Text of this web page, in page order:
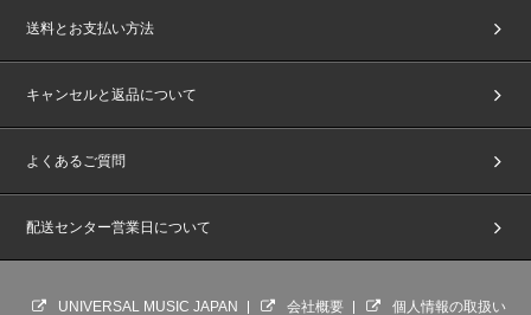
送料とお支払い方法
キャンセルと返品について
よくあるご質問
配送センター営業日について
UNIVERSAL MUSIC JAPAN 会社概要 個人情報の取扱い